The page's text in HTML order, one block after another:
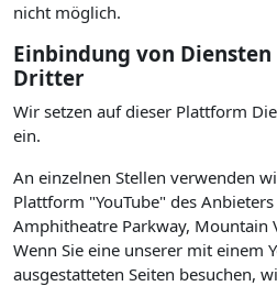
nicht möglich.
Einbindung von
Dritter
Wir setzen auf dieser Plattform
ein.
An einzelnen Stellen verwenden
Plattform "YouTube" des
Amphitheatre Parkway, Mountain
Wenn Sie eine unserer mit einem
ausgestatteten Seiten besuchen,